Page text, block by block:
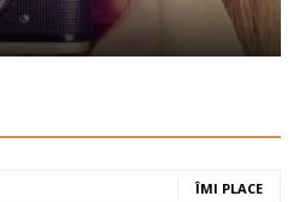
ÎMI PLACE